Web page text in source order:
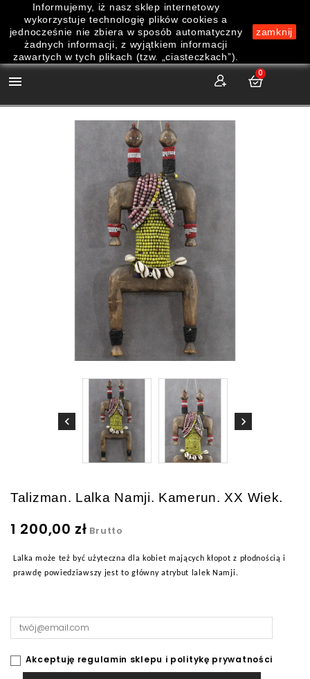

0
Talizman. Lalka Namji. Kamerun. XX Wiek.
1 200,00 zł Brutto
Lalka może też być użyteczna dla kobiet mających kłopot z płodnością i
prawdę powiedziawszy jest to główny atrybut lalek Namji.
Akceptuję regulamin sklepu i politykę prywatności
Informujemy, iż nasz sklep internetowy
wykorzystuje technologię plików cookies a
jednocześnie nie zbiera w sposób automatyczny
żadnych informacji, z wyjątkiem informacji
zawartych w tych plikach (tzw. „ciasteczkach”).
zamknij